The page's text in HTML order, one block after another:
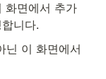
화면에서 추가
니다.
닌 이 화면에서